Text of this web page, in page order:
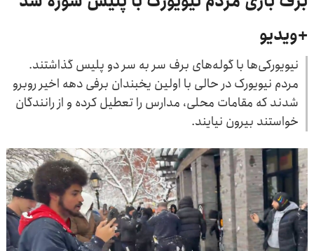
+ویدیو
نیویورکی‌ها با گوله‌های برف سر به سر دو پلیس گذاشتند.
مردم نیویورک در حالی با اولین یخبندان برفی دهه اخیر روبرو
شدند که مقامات محلی، مدارس را تعطیل کرده و از رانندگان
خواستند بیرون نیایند.